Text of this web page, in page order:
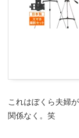
これはぼくら夫婦
関係なく。笑